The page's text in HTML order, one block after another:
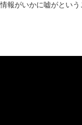
報がいかに嘘がという